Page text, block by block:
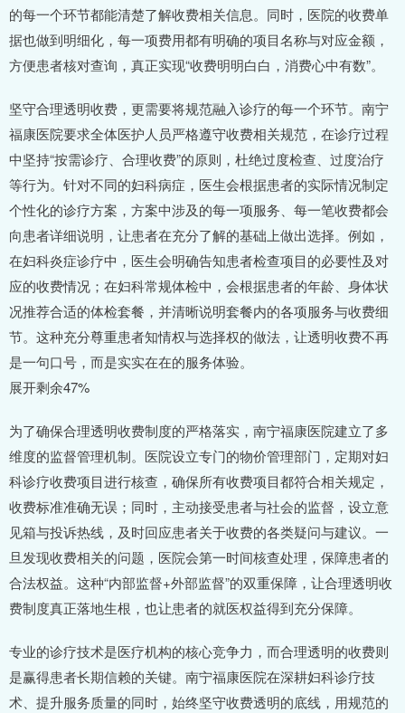
的每一个环节都能清楚了解收费相关信息。同时，医院的收费单
据也做到明细化，每一项费用都有明确的项目名称与对应金额，
方便患者核对查询，真正实现“收费明明白白，消费心中有数”。
坚守合理透明收费，更需要将规范融入诊疗的每一个环节。南宁
福康医院要求全体医护人员严格遵守收费相关规范，在诊疗过程
中坚持“按需诊疗、合理收费”的原则，杜绝过度检查、过度治疗
等行为。针对不同的妇科病症，医生会根据患者的实际情况制定
个性化的诊疗方案，方案中涉及的每一项服务、每一笔收费都会
向患者详细说明，让患者在充分了解的基础上做出选择。例如，
在妇科炎症诊疗中，医生会明确告知患者检查项目的必要性及对
应的收费情况；在妇科常规体检中，会根据患者的年龄、身体状
况推荐合适的体检套餐，并清晰说明套餐内的各项服务与收费细
节。这种充分尊重患者知情权与选择权的做法，让透明收费不再
是一句口号，而是实实在在的服务体验。
展开剩余47%
为了确保合理透明收费制度的严格落实，南宁福康医院建立了多
维度的监督管理机制。医院设立专门的物价管理部门，定期对妇
科诊疗收费项目进行核查，确保所有收费项目都符合相关规定，
收费标准准确无误；同时，主动接受患者与社会的监督，设立意
见箱与投诉热线，及时回应患者关于收费的各类疑问与建议。一
旦发现收费相关的问题，医院会第一时间核查处理，保障患者的
合法权益。这种“内部监督+外部监督”的双重保障，让合理透明收
费制度真正落地生根，也让患者的就医权益得到充分保障。
专业的诊疗技术是医疗机构的核心竞争力，而合理透明的收费则
是赢得患者长期信赖的关键。南宁福康医院在深耕妇科诊疗技
术、提升服务质量的同时，始终坚守收费透明的底线，用规范的